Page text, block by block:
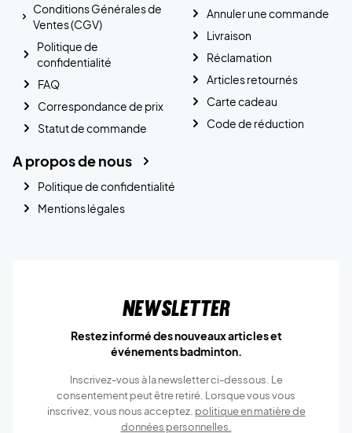
Conditions Générales de
Ventes (CGV)
Politique de
confidentialité
FAQ
Correspondance de prix
Statut de commande
Annuler une commande
Livraison
Réclamation
Articles retournés
Carte cadeau
Code de réduction
A propos de nous
Politique de confidentialité
Mentions légales
Newsletter
Restez informé des nouveaux articles et
événements badminton.
Inscrivez-vous à la newsletter ci-dessous. Le
consentement peut être retiré. Lorsque vous vous
inscrivez, vous nous acceptez. politique en matière de
données personnelles.